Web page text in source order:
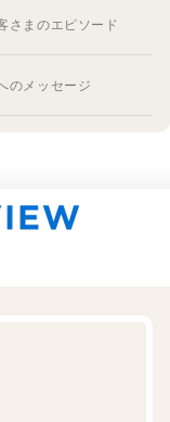
さまのエピソード
のメッセージ